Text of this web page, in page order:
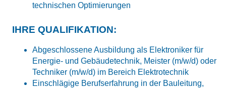
technischen Optimierungen
IHRE QUALIFIKATION:
Abgeschlossene Ausbildung als Elektroniker für
Energie- und Gebäudetechnik, Meister (m/w/d) oder
Techniker (m/w/d) im Bereich Elektrotechnik
Einschlägige Berufserfahrung in der Bauleitung,